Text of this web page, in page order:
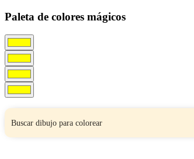
Paleta de colores mágicos